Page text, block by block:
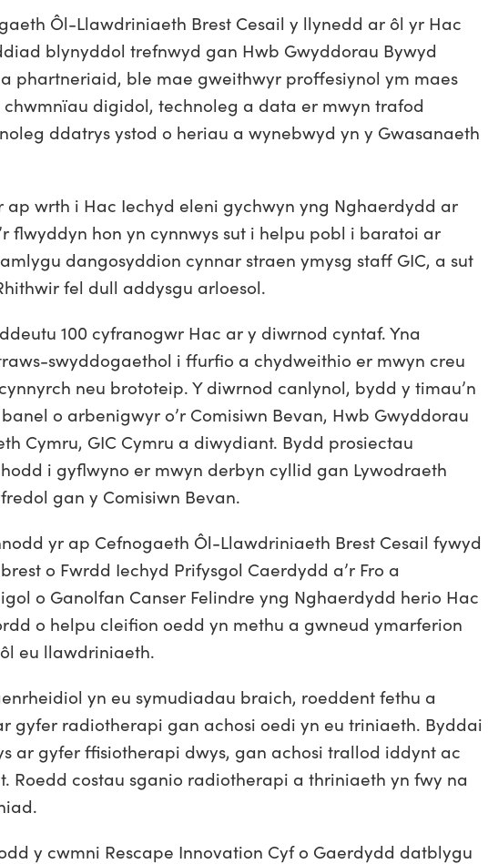
Ôl-Llawdriniaeth Brest Cesail y llynedd ar ôl yr Hac
blynyddol trefnwyd gan Hwb Gwyddorau Bywyd
phartneriaid, ble mae gweithwyr proffesiynol ym maes
digidol, technoleg a data er mwyn trafod
ddatrys ystod o heriau a wynebwyd yn y Gwasanaeth
wrth i Hac Iechyd eleni gychwyn yng Nghaerdydd ar
flwyddyn hon yn cynnwys sut i helpu pobl i baratoi ar
dangosyddion cynnar straen ymysg staff GIC, a sut
fel dull addysgu arloesol.
100 cyfranogwr Hac ar y diwrnod cyntaf. Yna
swyddogaethol i ffurfio a chydweithio er mwyn creu
neu brototeip. Y diwrnod canlynol, bydd y timau’n
o arbenigwyr o’r Comisiwn Bevan, Hwb Gwyddorau
Cymru, GIC Cymru a diwydiant. Bydd prosiectau
i gyflwyno er mwyn derbyn cyllid gan Lywodraeth
gan y Comisiwn Bevan.
yr ap Cefnogaeth Ôl-Llawdriniaeth Brest Cesail fywyd
o Fwrdd Iechyd Prifysgol Caerdydd a’r Fro a
o Ganolfan Canser Felindre yng Nghaerdydd herio Hac
o helpu cleifion oedd yn methu a gwneud ymarferion
eu llawdriniaeth.
yn eu symudiadau braich, roeddent fethu a
gyfer radiotherapi gan achosi oedi yn eu triniaeth. Byddai
ar gyfer ffisiotherapi dwys, gan achosi trallod iddynt ac
Roedd costau sganio radiotherapi a thriniaeth yn fwy na
y cwmni Rescape Innovation Cyf o Gaerdydd datblygu